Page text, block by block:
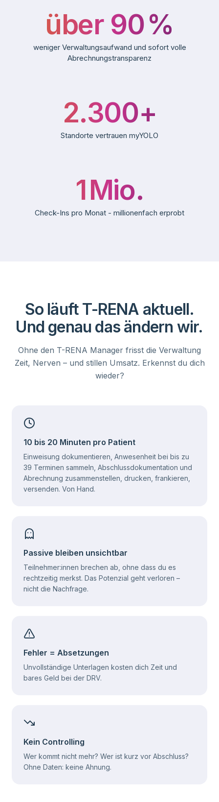
über 90%
weniger Verwaltungsaufwand und sofort volle
Abrechnungstransparenz
2.300+
Standorte vertrauen myYOLO
1Mio.
Check-Ins pro Monat - millionenfach erprobt
So läuft T-RENA aktuell.
Und genau das ändern wir.
Ohne den T-RENA Manager frisst die Verwaltung
Zeit, Nerven – und stillen Umsatz. Erkennst du dich
wieder?
10 bis 20 Minuten pro Patient
Einweisung dokumentieren, Anwesenheit bei bis zu
39 Terminen sammeln, Abschlussdokumentation und
Abrechnung zusammenstellen, drucken, frankieren,
versenden. Von Hand.
Passive bleiben unsichtbar
Teilnehmer:innen brechen ab, ohne dass du es
rechtzeitig merkst. Das Potenzial geht verloren –
nicht die Nachfrage.
Fehler = Absetzungen
Unvollständige Unterlagen kosten dich Zeit und
bares Geld bei der DRV.
Kein Controlling
Wer kommt nicht mehr? Wer ist kurz vor Abschluss?
Ohne Daten: keine Ahnung.